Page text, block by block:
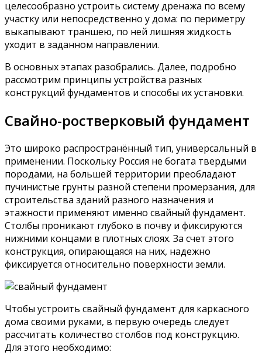
целесообразно устроить систему дренажа по всему
участку или непосредственно у дома: по периметру
выкапывают траншею, по ней лишняя жидкость
уходит в заданном направлении.
В основных этапах разобрались. Далее, подробно
рассмотрим принципы устройства разных
конструкций фундаментов и способы их установки.
Свайно-ростверковый фундамент
Это широко распространённый тип, универсальный в
применении. Поскольку Россия не богата твердыми
породами, на большей территории преобладают
пучинистые грунты разной степени промерзания, для
строительства зданий разного назначения и
этажности применяют именно свайный фундамент.
Столбы проникают глубоко в почву и фиксируются
нижними концами в плотных слоях. За счет этого
конструкция, опирающаяся на них, надежно
фиксируется относительно поверхности земли.
Чтобы устроить свайный фундамент для каркасного
дома своими руками, в первую очередь следует
рассчитать количество столбов под конструкцию.
Для этого необходимо: